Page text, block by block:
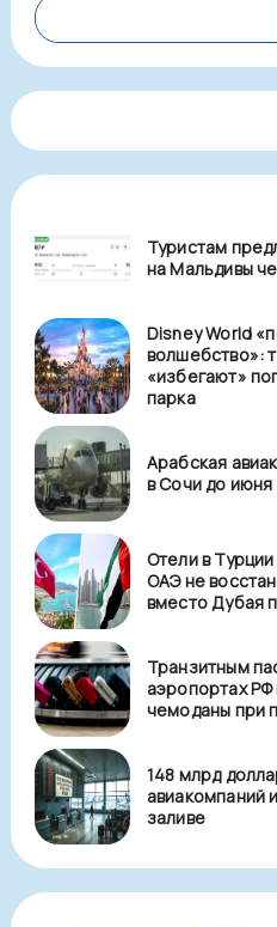
Туристам
на Мальдивы
Disney World
волшебство»:
«избегают»
парка
Арабская
в Сочи до июня
Отели в Турции
ОАЭ не
вместо Дубая
Транзитным
аэропортах РФ
чемоданы при
148 млрд
авиакомпаний
заливе